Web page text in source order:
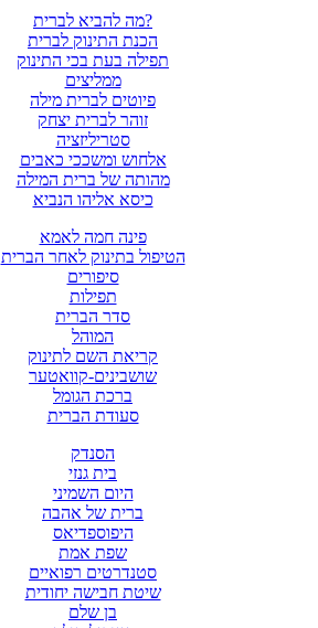
מה להביא לברית?
הכנת התינוק לברית
תפילה בעת בכי התינוק
ממליצים
פיוטים לברית מילה
זוהר לברית יצחק
סטריליזציה
אלחוש ומשככי כאבים
מהותה של ברית המילה
כיסא אליהו הנביא
פינה חמה לאמא
הטיפול בתינוק לאחר הברית
סיפורים
תפילות
סדר הברית
המוהל
קריאת השם לתינוק
שושבינים-קוואטער
ברכת הגומל
סעודת הברית
הסנדק
בית גנזי
היום השמיני
ברית של אהבה
היפוספדיאס
שפת אמת
סטנדרטים רפואיים
שיטת חבישה יחודית
בן שלם